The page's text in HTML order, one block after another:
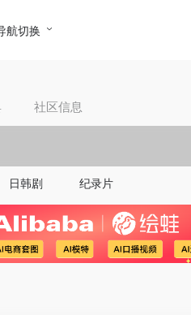
航切换
社区信息
日韩剧 纪录片